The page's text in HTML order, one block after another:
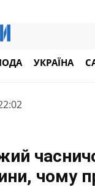
УКРАЇНА
чому